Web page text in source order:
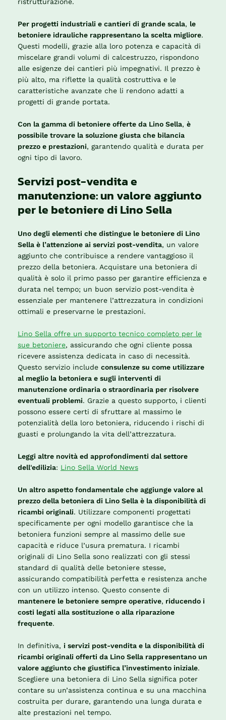
Per progetti industriali e cantieri di grande scala, le
betoniere idrauliche rappresentano la scelta migliore.
Questi modelli, grazie alla loro potenza e capacità di
miscelare grandi volumi di calcestruzzo, rispondono
alle esigenze dei cantieri più impegnativi. Il prezzo è
più alto, ma riflette la qualità costruttiva e le
caratteristiche avanzate che li rendono adatti a
progetti di grande portata.
Con la gamma di betoniere offerte da Lino Sella, è
possibile trovare la soluzione giusta che bilancia
prezzo e prestazioni, garantendo qualità e durata per
ogni tipo di lavoro.
Servizi post-vendita e
manutenzione: un valore aggiunto
per le betoniere di Lino Sella
Uno degli elementi che distingue le betoniere di Lino
Sella è l’attenzione ai servizi post-vendita, un valore
aggiunto che contribuisce a rendere vantaggioso il
prezzo della betoniera. Acquistare una betoniera di
qualità è solo il primo passo per garantire efficienza e
durata nel tempo; un buon servizio post-vendita è
essenziale per mantenere l’attrezzatura in condizioni
ottimali e preservarne le prestazioni.
Lino Sella offre un supporto tecnico completo per le
sue betoniere, assicurando che ogni cliente possa
ricevere assistenza dedicata in caso di necessità.
Questo servizio include consulenze su come utilizzare
al meglio la betoniera e sugli interventi di
manutenzione ordinaria o straordinaria per risolvere
eventuali problemi. Grazie a questo supporto, i clienti
possono essere certi di sfruttare al massimo le
potenzialità della loro betoniera, riducendo i rischi di
guasti e prolungando la vita dell’attrezzatura.
Leggi altre novità ed approfondimenti dal settore
dell'edilizia: Lino Sella World News
Un altro aspetto fondamentale che aggiunge valore al
prezzo della betoniera di Lino Sella è la disponibilità di
ricambi originali. Utilizzare componenti progettati
specificamente per ogni modello garantisce che la
betoniera funzioni sempre al massimo delle sue
capacità e riduce l’usura prematura. I ricambi
originali di Lino Sella sono realizzati con gli stessi
standard di qualità delle betoniere stesse,
assicurando compatibilità perfetta e resistenza anche
con un utilizzo intenso. Questo consente di
mantenere le betoniere sempre operative, riducendo i
costi legati alla sostituzione o alla riparazione
frequente.
In definitiva, i servizi post-vendita e la disponibilità di
ricambi originali offerti da Lino Sella rappresentano un
valore aggiunto che giustifica l’investimento iniziale.
Scegliere una betoniera di Lino Sella significa poter
contare su un’assistenza continua e su una macchina
costruita per durare, garantendo una lunga durata e
alte prestazioni nel tempo.